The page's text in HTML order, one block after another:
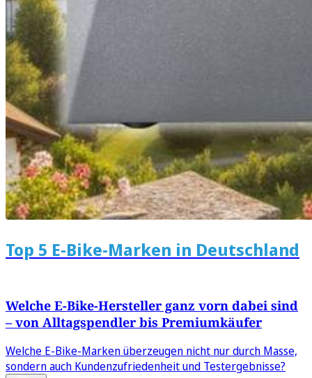
Top 5 E-Bike-Marken in Deutschland
Welche E-Bike-Hersteller ganz vorn dabei sind
– von Alltagspendler bis Premiumkäufer
Welche E-Bike-Marken überzeugen nicht nur durch Masse,
sondern auch Kundenzufriedenheit und Testergebnisse?